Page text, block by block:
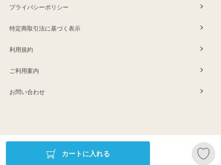
カートに入れる
プライバシーポリシー
特定商取引法に基づく表示
利用規約
ご利用案内
お問い合わせ
Copyright © ERINA company